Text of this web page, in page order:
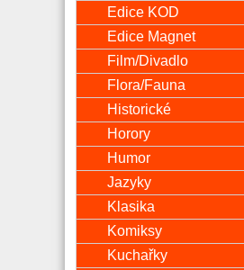
Edice KOD
Edice Magnet
Film/Divadlo
Flora/Fauna
Historické
Horory
Humor
Jazyky
Klasika
Komiksy
Kuchařky